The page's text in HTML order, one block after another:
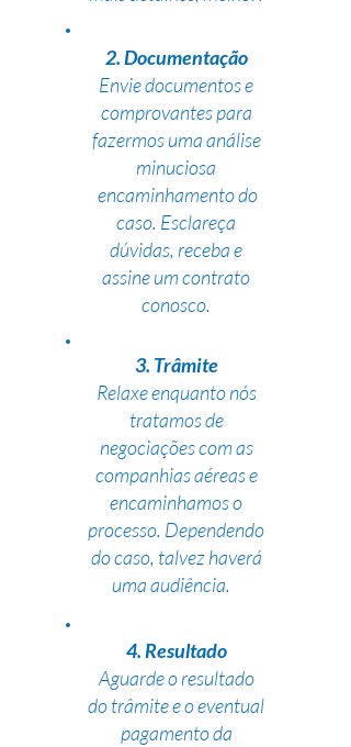
2. Documentação
Envie documentos e
comprovantes para
fazermos uma análise
minuciosa
encaminhamento do
caso. Esclareça
dúvidas, receba e
assine um contrato
conosco.
3. Trâmite
Relaxe enquanto nós
tratamos de
negociações com as
companhias aéreas e
encaminhamos o
processo. Dependendo
do caso, talvez haverá
uma audiência.
4. Resultado
Aguarde o resultado
do trâmite e o eventual
pagamento da